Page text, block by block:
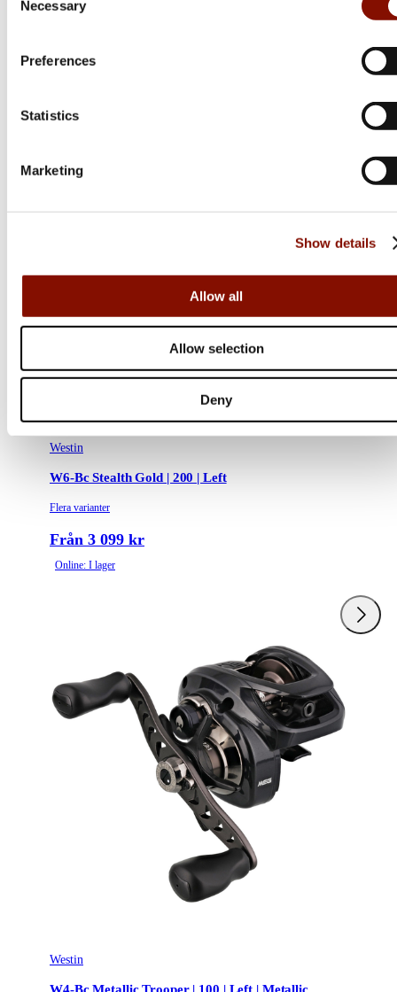
Selection
Necessary
Preferences
Statistics
Marketing
Show details
Allow all
Allow selection
Deny
Westin
W6-Bc Stealth Gold | 200 | Left
Flera varianter
Från 3 099 kr
Online: I lager
Westin
W4-Bc Metallic Trooper | 100 | Left | Metallic